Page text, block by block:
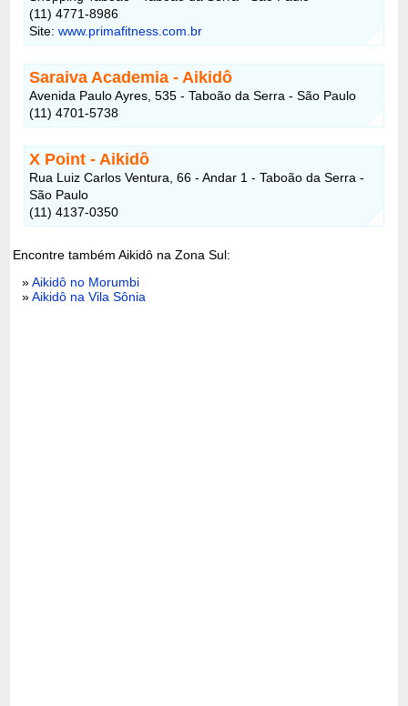
(11) 4771-8986
Site:www.primafitness.com.br
Saraiva Academia - Aikidô
Avenida Paulo Ayres, 535 - Taboão da Serra - São Paulo
(11) 4701-5738
X Point - Aikidô
Rua Luiz Carlos Ventura, 66 - Andar 1 - Taboão da Serra -
São Paulo
(11) 4137-0350
Encontre também Aikidô na Zona Sul:
»Aikidô no Morumbi
»Aikidô na Vila Sônia